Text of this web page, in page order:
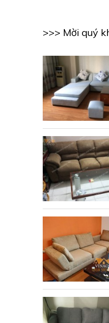
>>> Mời quý